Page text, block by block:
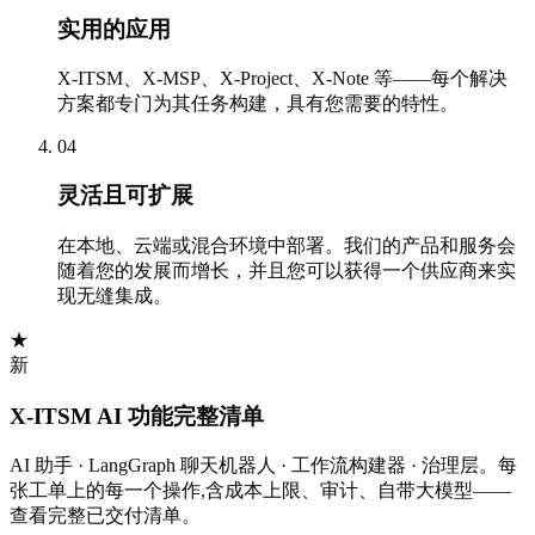
实用的应用
X-ITSM、X-MSP、X-Project、X-Note 等——每个解决
方案都专门为其任务构建，具有您需要的特性。
04
灵活且可扩展
在本地、云端或混合环境中部署。我们的产品和服务会
随着您的发展而增长，并且您可以获得一个供应商来实
现无缝集成。
★
新
X-ITSM AI 功能完整清单
AI 助手 · LangGraph 聊天机器人 · 工作流构建器 · 治理层。每
张工单上的每一个操作,含成本上限、审计、自带大模型——
查看完整已交付清单。